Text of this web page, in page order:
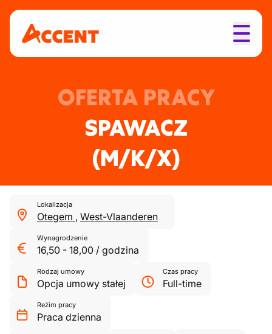
OFERTA PRACY
SPAWACZ
(M/K/X)
Lokalizacja
Otegem , West-Vlaanderen
Wynagrodzenie
16,50 - 18,00 / godzina
Rodzaj umowy
Opcja umowy stałej
Czas pracy
Full-time
Reżim pracy
Praca dzienna